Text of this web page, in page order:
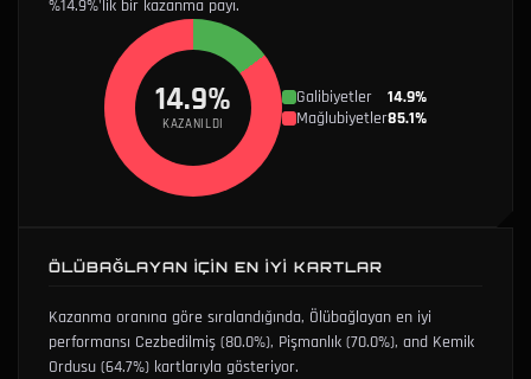
%14.9%'lik bir kazanma payı.
14.9%
KAZANILDI
Galibiyetler
14.9%
Mağlubiyetler85.1%
ÖLÜBAĞLAYAN İÇIN EN İYI KARTLAR
Kazanma oranına göre sıralandığında, Ölübağlayan en iyi
performansı Cezbedilmiş (80.0%), Pişmanlık (70.0%), and Kemik
Ordusu (64.7%) kartlarıyla gösteriyor.